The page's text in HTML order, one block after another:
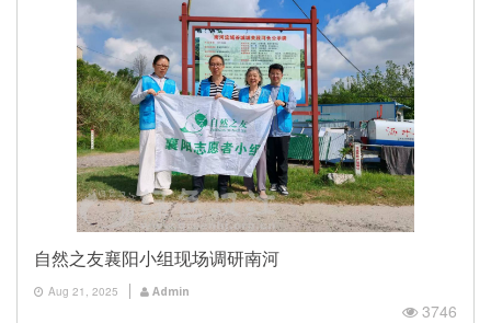
自然之友襄阳小组现场调研南河
Aug 21, 2025 Admin
3746